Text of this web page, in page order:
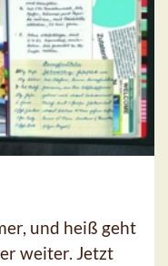
und heiß geht
weiter. Jetzt